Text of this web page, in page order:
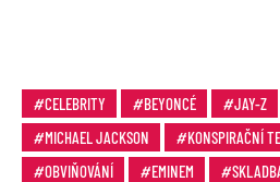
CELEBRITY BEYONCÉ JAY-Z
MICHAEL JACKSON
KONSPIRAČNÍ
OBVIŇOVÁNÍ
EMINEM